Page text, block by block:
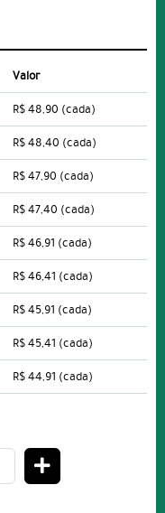
Valor
R$ 48,90 (cada)
R$ 48,40 (cada)
R$ 47,90 (cada)
R$ 47,40 (cada)
R$ 46,91 (cada)
R$ 46,41 (cada)
R$ 45,91 (cada)
R$ 45,41 (cada)
R$ 44,91 (cada)